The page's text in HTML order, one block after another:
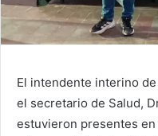
El intendente interino de
el secretario de Salud,
estuvieron presentes